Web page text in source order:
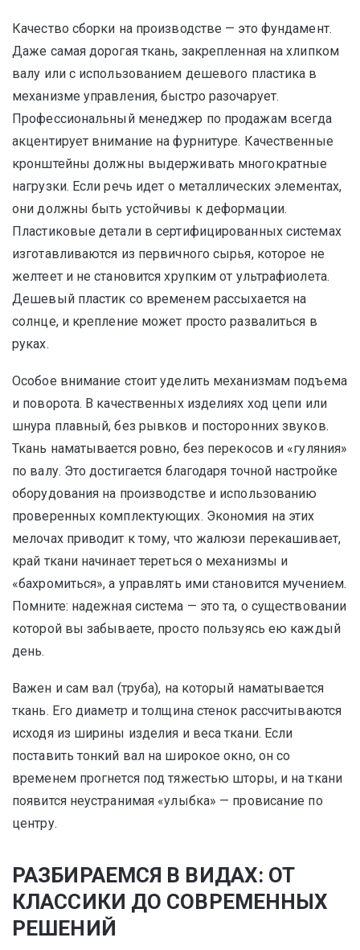
Качество сборки на производстве — это фундамент.
Даже самая дорогая ткань, закрепленная на хлипком
валу или с использованием дешевого пластика в
механизме управления, быстро разочарует.
Профессиональный менеджер по продажам всегда
акцентирует внимание на фурнитуре. Качественные
кронштейны должны выдерживать многократные
нагрузки. Если речь идет о металлических элементах,
они должны быть устойчивы к деформации.
Пластиковые детали в сертифицированных системах
изготавливаются из первичного сырья, которое не
желтеет и не становится хрупким от ультрафиолета.
Дешевый пластик со временем рассыхается на
солнце, и крепление может просто развалиться в
руках.
Особое внимание стоит уделить механизмам подъема
и поворота. В качественных изделиях ход цепи или
шнура плавный, без рывков и посторонних звуков.
Ткань наматывается ровно, без перекосов и «гуляния»
по валу. Это достигается благодаря точной настройке
оборудования на производстве и использованию
проверенных комплектующих. Экономия на этих
мелочах приводит к тому, что жалюзи перекашивает,
край ткани начинает тереться о механизмы и
«бахромиться», а управлять ими становится мучением.
Помните: надежная система — это та, о существовании
которой вы забываете, просто пользуясь ею каждый
день.
Важен и сам вал (труба), на который наматывается
ткань. Его диаметр и толщина стенок рассчитываются
исходя из ширины изделия и веса ткани. Если
поставить тонкий вал на широкое окно, он со
временем прогнется под тяжестью шторы, и на ткани
появится неустранимая «улыбка» — провисание по
центру.
РАЗБИРАЕМСЯ В ВИДАХ: ОТ
КЛАССИКИ ДО СОВРЕМЕННЫХ
РЕШЕНИЙ